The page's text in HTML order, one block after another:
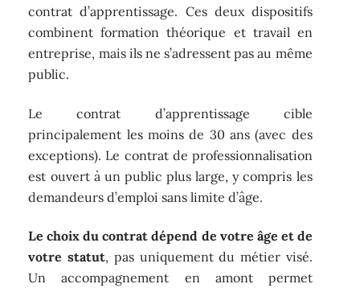
contrat d’apprentissage. Ces deux dispositifs
combinent formation théorique et travail en
entreprise, mais ils ne s’adressent pas au même
public.
Le contrat d’apprentissage cible
principalement les moins de 30 ans (avec des
exceptions). Le contrat de professionnalisation
est ouvert à un public plus large, y compris les
demandeurs d’emploi sans limite d’âge.
Le choix du contrat dépend de votre âge et de
votre statut, pas uniquement du métier visé.
Un accompagnement en amont permet